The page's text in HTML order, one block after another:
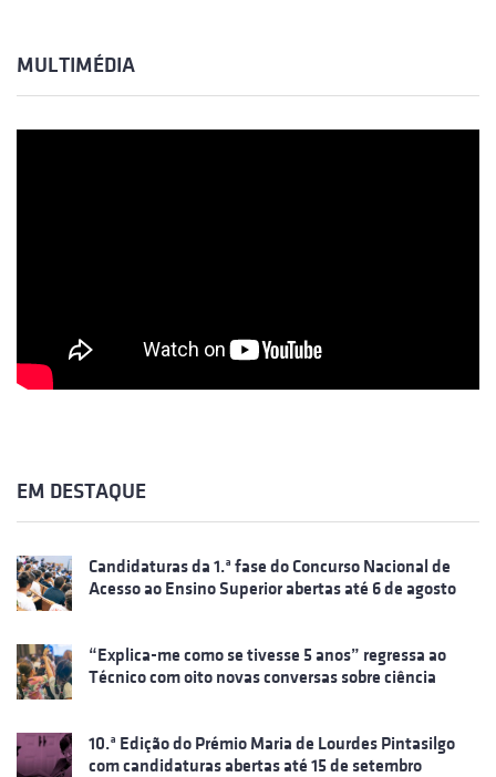
MULTIMÉDIA
EM DESTAQUE
Candidaturas da 1.ª fase do Concurso Nacional de
Acesso ao Ensino Superior abertas até 6 de agosto
“Explica-me como se tivesse 5 anos” regressa ao
Técnico com oito novas conversas sobre ciência
10.ª Edição do Prémio Maria de Lourdes Pintasilgo
com candidaturas abertas até 15 de setembro